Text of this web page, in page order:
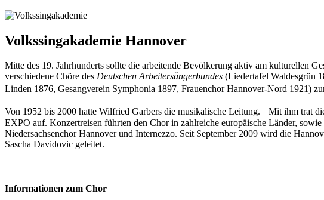
Volkssingakademie Hannover
Mitte des 19. Jahrhunderts sollte die arbeitende Bevölkerung aktiv am kulturellen
verschiedene Chöre des Deutschen Arbeitersängerbundes (Liedertafel Waldesgrün
Linden 1876, Gesangverein Symphonia 1897, Frauenchor Hannover-Nord 1921)
Von 1952 bis 2000 hatte Wilfried Garbers die musikalische Leitung. Mit ihm trat
EXPO auf. Konzertreisen führten den Chor in zahlreiche europäische Länder,
Niedersachsenchor Hannover und Internezzo. Seit September 2009 wird die
Sascha Davidovic geleitet.
Informationen zum Chor